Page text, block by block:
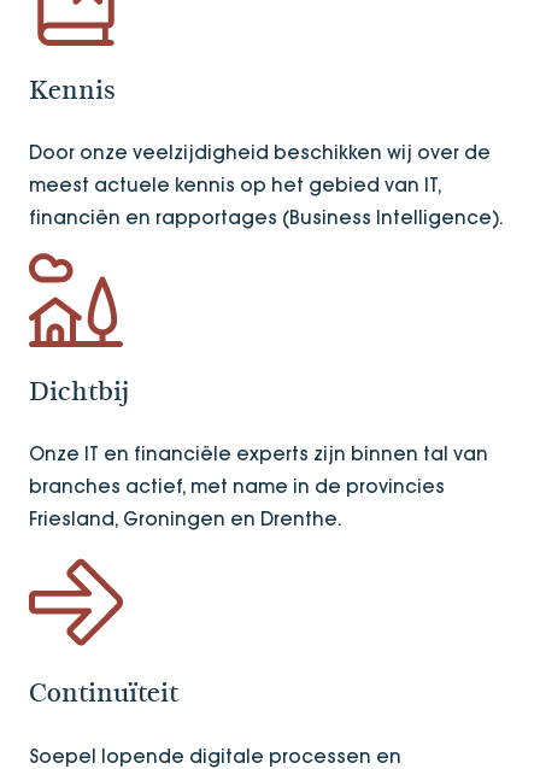
Kennis
Door onze veelzijdigheid beschikken wij over de
meest actuele kennis op het gebied van IT,
financiën en rapportages (Business Intelligence).
Dichtbij
Onze IT en financiële experts zijn binnen tal van
branches actief, met name in de provincies
Friesland, Groningen en Drenthe.
Continuïteit
Soepel lopende digitale processen en